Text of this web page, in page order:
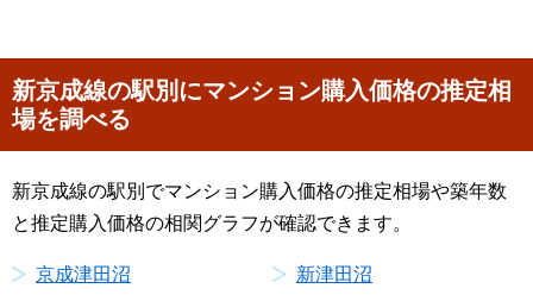
新京成線の駅別にマンション購入価格の推定相
場を調べる
新京成線の駅別でマンション購入価格の推定相場や築年数
と推定購入価格の相関グラフが確認できます。
京成津田沼 新津田沼